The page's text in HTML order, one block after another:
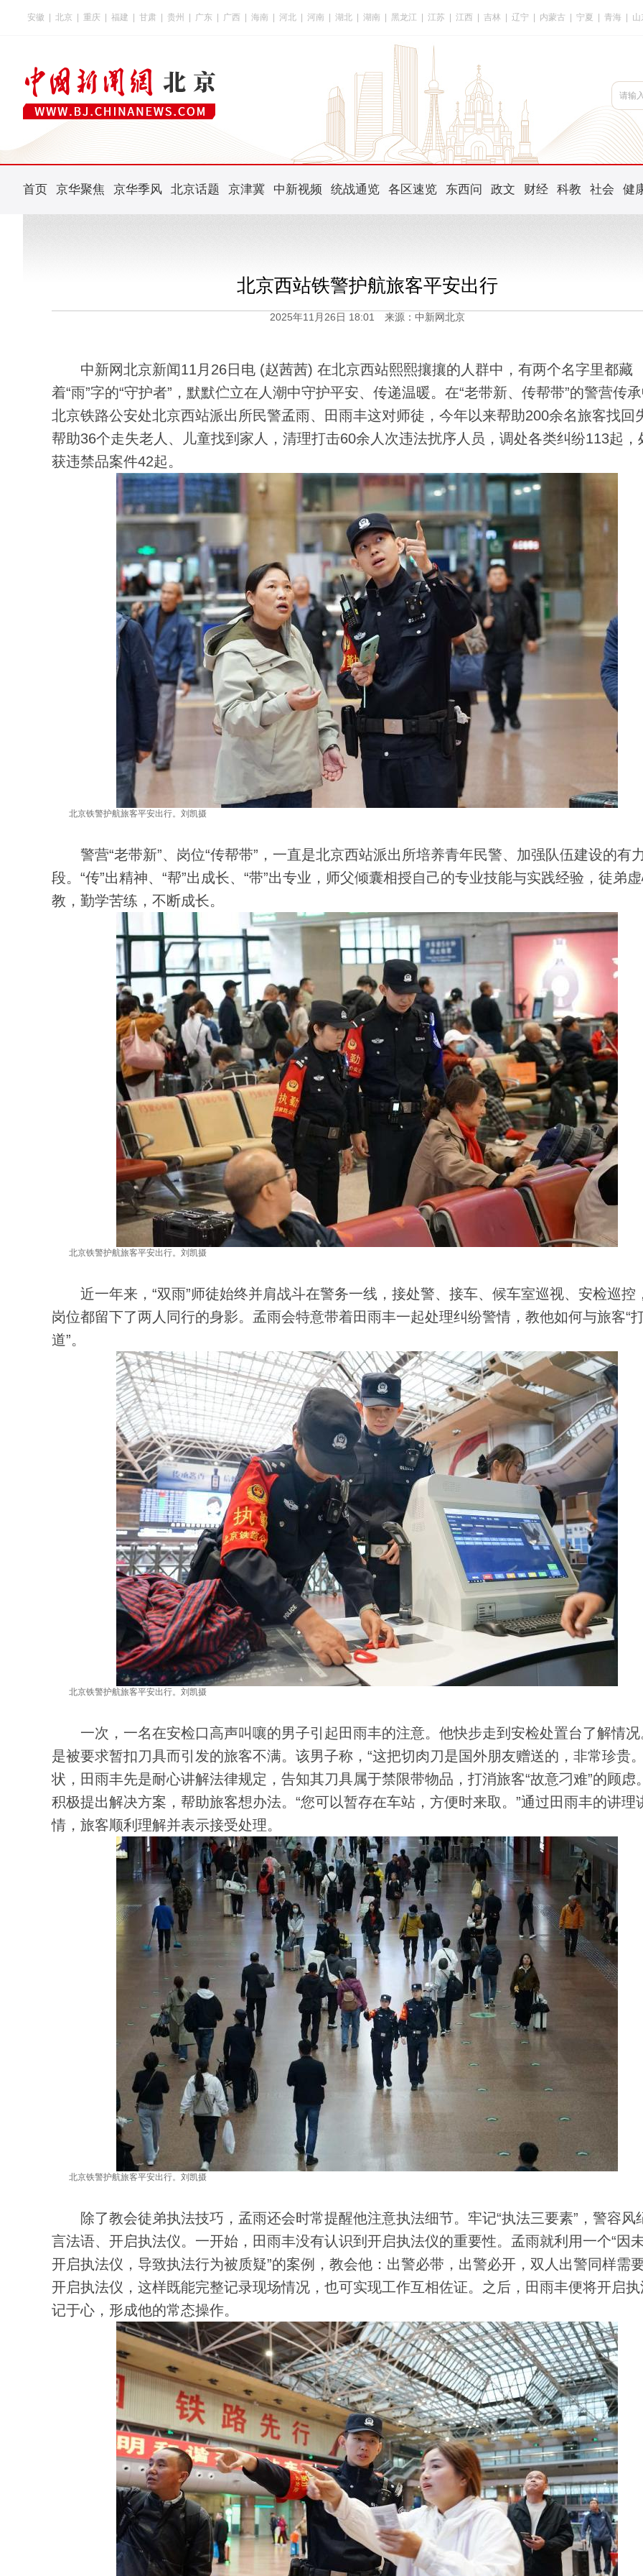
安徽 北京 重庆 福建 甘肃 贵州 广东 广西 海南 河北 河南 湖北 湖南 黑龙江 江苏 江西 吉林 辽宁 内蒙古 宁夏 青海 山
首页 京华聚焦 京华季风 北京话题 京津冀 中新视频 统战通览 各区速览 东西问 政文 财经 科教 社会 健
北京西站铁警护航旅客平安出行
2025年11月26日 18:01 来源：中新网北京
中新网北京新闻11月26日电 (赵茜茜) 在北京西站熙熙攘攘的人群中，有两个名字里都藏
着“雨”字的“守护者”，默默伫立在人潮中守护平安、传递温暖。在“老带新、传帮带”的警营传承
北京铁路公安处北京西站派出所民警孟雨、田雨丰这对师徒，今年以来帮助200余名旅客找回
帮助36个走失老人、儿童找到家人，清理打击60余人次违法扰序人员，调处各类纠纷113起，
获违禁品案件42起。
北京铁警护航旅客平安出行。刘凯摄
警营“老带新”、岗位“传帮带”，一直是北京西站派出所培养青年民警、加强队伍建设的有
段。“传”出精神、“帮”出成长、“带”出专业，师父倾囊相授自己的专业技能与实践经验，徒弟
教，勤学苦练，不断成长。
北京铁警护航旅客平安出行。刘凯摄
近一年来，“双雨”师徒始终并肩战斗在警务一线，接处警、接车、候车室巡视、安检巡控
岗位都留下了两人同行的身影。孟雨会特意带着田雨丰一起处理纠纷警情，教他如何与旅客“
道”。
北京铁警护航旅客平安出行。刘凯摄
一次，一名在安检口高声叫嚷的男子引起田雨丰的注意。他快步走到安检处置台了解情况
是被要求暂扣刀具而引发的旅客不满。该男子称，“这把切肉刀是国外朋友赠送的，非常珍贵
状，田雨丰先是耐心讲解法律规定，告知其刀具属于禁限带物品，打消旅客“故意刁难”的顾虑
积极提出解决方案，帮助旅客想办法。“您可以暂存在车站，方便时来取。”通过田雨丰的讲理
情，旅客顺利理解并表示接受处理。
北京铁警护航旅客平安出行。刘凯摄
除了教会徒弟执法技巧，孟雨还会时常提醒他注意执法细节。牢记“执法三要素”，警容风
言法语、开启执法仪。一开始，田雨丰没有认识到开启执法仪的重要性。孟雨就利用一个“因
开启执法仪，导致执法行为被质疑”的案例，教会他：出警必带，出警必开，双人出警同样需
开启执法仪，这样既能完整记录现场情况，也可实现工作互相佐证。之后，田雨丰便将开启执
记于心，形成他的常态操作。